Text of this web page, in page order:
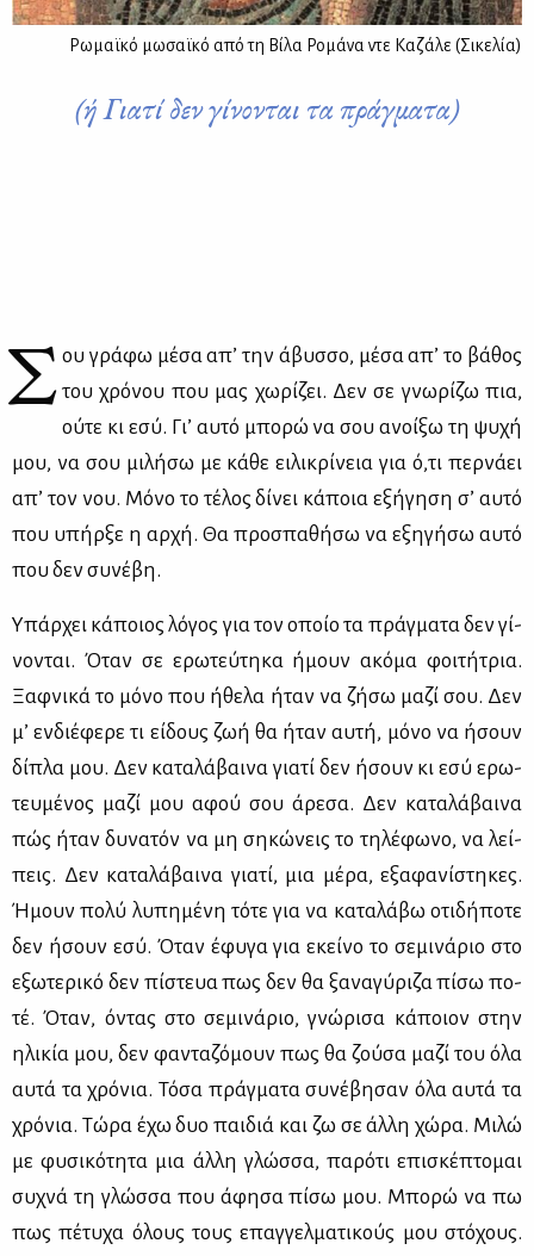
Ρωμαϊκό μωσαϊκό από τη Βίλα Ρομάνα ντε Καζάλε (Σικελία)
(ή Γιατί δεν γίνονται τα πράγματα)
Σ ου γρά­φω μέ­σα απ’ την άβυσ­σο, μέ­σα απ’ το βά­θος
του χρό­νου που μας χω­ρί­ζει. Δεν σε γνω­ρί­ζω πια,
ού­τε κι εσύ. Γι’ αυ­τό μπο­ρώ να σου ανοί­ξω τη ψυ­χή
μου, να σου μι­λή­σω με κά­θε ει­λι­κρί­νεια για ό,τι περ­νά­ει
απ’ τον νου. Μό­νο το τέ­λος δί­νει κά­ποια εξή­γη­ση σ’ αυ­τό
που υπήρ­ξε η αρ­χή. Θα προ­σπα­θή­σω να εξη­γή­σω αυ­τό
που δεν συ­νέ­βη.
Υπάρ­χει κά­ποιος λό­γος για τον οποίο τα πράγ­μα­τα δεν γί­
νο­νται. Όταν σε ερω­τεύ­τη­κα ήμουν ακό­μα φοι­τή­τρια.
Ξαφ­νι­κά το μό­νο που ήθε­λα ήταν να ζή­σω μα­ζί σου. Δεν
μ’ εν­διέ­φε­ρε τι εί­δους ζωή θα ήταν αυ­τή, μό­νο να ήσουν
δί­πλα μου. Δεν κα­τα­λά­βαι­να για­τί δεν ήσουν κι εσύ ερω­
τευ­μέ­νος μα­ζί μου αφού σου άρε­σα. Δεν κα­τα­λά­βαι­να
πώς ήταν δυ­να­τόν να μη ση­κώ­νεις το τη­λέ­φω­νο, να λεί­
πεις. Δεν κα­τα­λά­βαι­να για­τί, μια μέ­ρα, εξα­φα­νί­στη­κες.
Ήμουν πο­λύ λυ­πη­μέ­νη τό­τε για να κα­τα­λά­βω οτι­δή­πο­τε
δεν ήσουν εσύ. Όταν έφυ­γα για εκεί­νο το σε­μι­νά­ριο στο
εξω­τε­ρι­κό δεν πί­στευα πως δεν θα ξα­να­γύ­ρι­ζα πί­σω πο­
τέ. Όταν, όντας στο σε­μι­νά­ριο, γνώ­ρι­σα κά­ποιον στην
ηλι­κία μου, δεν φα­ντα­ζό­μουν πως θα ζού­σα μα­ζί του όλα
αυ­τά τα χρό­νια. Τό­σα πράγ­μα­τα συ­νέ­βη­σαν όλα αυ­τά τα
χρό­νια. Τώ­ρα έχω δυο παι­διά και ζω σε άλ­λη χώ­ρα. Μι­λώ
με φυ­σι­κό­τη­τα μια άλ­λη γλώσ­σα, πα­ρό­τι επι­σκέ­πτο­μαι
συ­χνά τη γλώσ­σα που άφη­σα πί­σω μου. Μπο­ρώ να πω
πως πέ­τυ­χα όλους τους επαγ­γελ­μα­τι­κούς μου στό­χους.